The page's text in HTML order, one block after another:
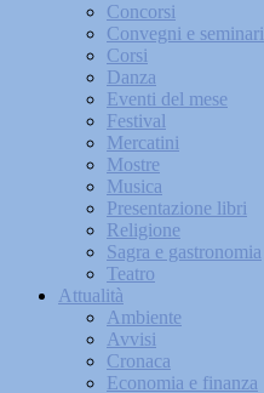
Concorsi
Convegni e seminari
Corsi
Danza
Eventi del mese
Festival
Mercatini
Mostre
Musica
Presentazione libri
Religione
Sagra e gastronomia
Teatro
Attualità
Ambiente
Avvisi
Cronaca
Economia e finanza